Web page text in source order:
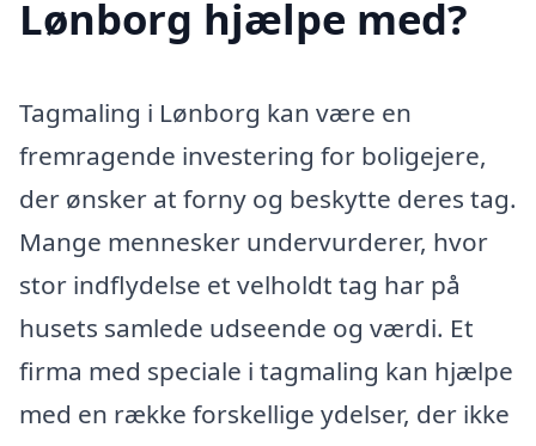
Lønborg hjælpe med?
Tagmaling i Lønborg kan være en
fremragende investering for boligejere,
der ønsker at forny og beskytte deres tag.
Mange mennesker undervurderer, hvor
stor indflydelse et velholdt tag har på
husets samlede udseende og værdi. Et
firma med speciale i tagmaling kan hjælpe
med en række forskellige ydelser, der ikke